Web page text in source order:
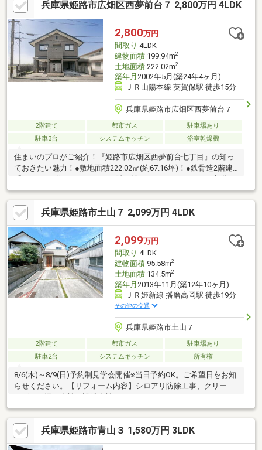
兵庫県姫路市広畑区西夢前台７ 2,800万円 4LDK
2,800万円
間取り 4LDK
建物面積199.94m2
土地面積222.02m2
築年月 2002年5月(築24年4ヶ月)
ＪＲ山陽本線 英賀保駅 徒歩15分
兵庫県姫路市広畑区西夢前台７
2階建て 都市ガス
駐車場あり
駐車3台
システムキッチン 浴室乾燥機
住まいのプロがご紹介！『姫路市広畑区西夢前台七丁目』の知っ
ておきたい魅力！●敷地面積222.02㎡(約67.16坪)！●鉄骨造2階建
各洋室・各和室は、電動スリットシャッター付き。●キッチンは
セミクローズドタイプ。食器洗乾燥機搭載。●各洋室・各和室・
各階ホールに、収納スペース有。●ペアガラス設置：LDK・各洋
室・各和室●約8.9帖の洋室より夢前川が望めます。●前面道路幅員
は、約6.5mです。●買い物施設・業務スーパー広畑西蒲田店：徒
歩6分(約470m)・セブンイレブン姫路広畑才店：徒歩1分(約60m)
兵庫県姫路市土山７ 2,099万円 4LDK
2,099万円
間取り 4LDK
建物面積95.58m2
土地面積134.5m2
築年月 2013年11月(築12年10ヶ月)
ＪＲ姫新線 播磨高岡駅 徒歩19分
その他の交通
兵庫県姫路市土山７
2階建て 都市ガス
駐車場あり
駐車2台
システムキッチン 所有権
8/6(木)～8/9(日)予約制見学会開催※当日予約OK。ご希望日をお知
らせください。【リフォーム内容】シロアリ防除工事、クリーニ
ング、雨漏り点検、設備点検
兵庫県姫路市青山３ 1,580万円 3LDK